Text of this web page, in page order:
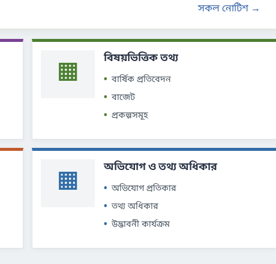
সকল নোটিশ →
▦ বিষয়ভিত্তিক তথ্য
বার্ষিক প্রতিবেদন
বাজেট
প্রকল্পসমূহ
▦ অভিযোগ ও তথ্য অধিকার
অভিযোগ প্রতিকার
তথ্য অধিকার
উদ্ভাবনী কার্যক্রম